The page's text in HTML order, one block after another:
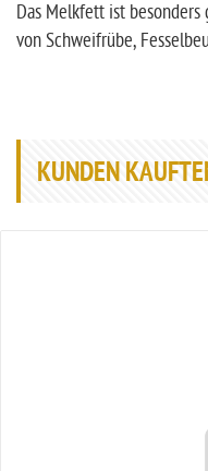
Das Melkfett ist
von Schweifrübe,
KUNDEN